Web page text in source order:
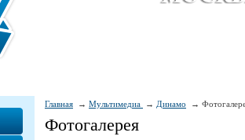
Главная Мультимедиа Динамо
Фотогалерея